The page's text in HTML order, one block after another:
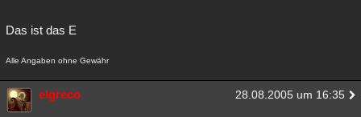
Das ist das E
Alle Angaben ohne Gewähr
elgreco 28.08.2005 um 16:35